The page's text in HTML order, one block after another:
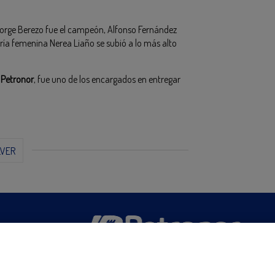
Berezo fue el campeón, Alfonso Fernández
femenina Nerea Liaño se subió a lo más alto
Petronor, fue uno de los encargados en entregar